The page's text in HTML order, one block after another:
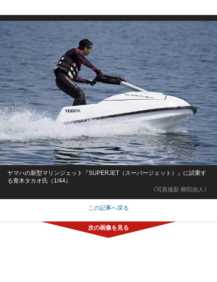
《写真撮影 柳田由人》
ヤマハの新型マリンジェット『SUPERJET（スーパージェット）』に試乗す
る青木タカオ氏（1/44）
この記事へ戻る